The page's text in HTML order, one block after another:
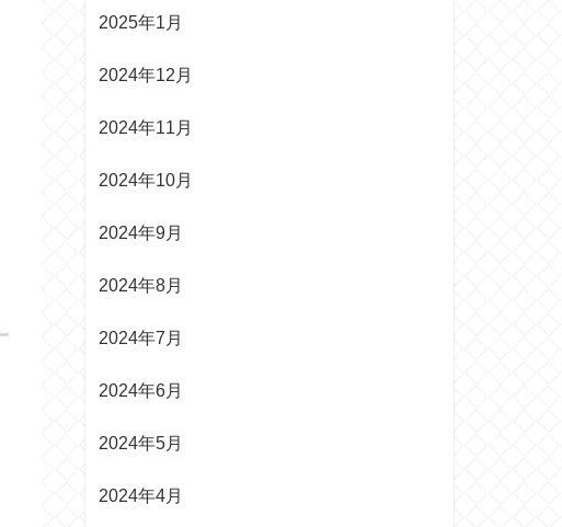
2025年1月
2024年12月
2024年11月
2024年10月
2024年9月
2024年8月
2024年7月
2024年6月
2024年5月
2024年4月